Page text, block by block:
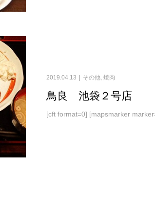
2019.04.13 その他 ,焼肉
鳥良 池袋２号店
[cft format=0] [mapsmarker